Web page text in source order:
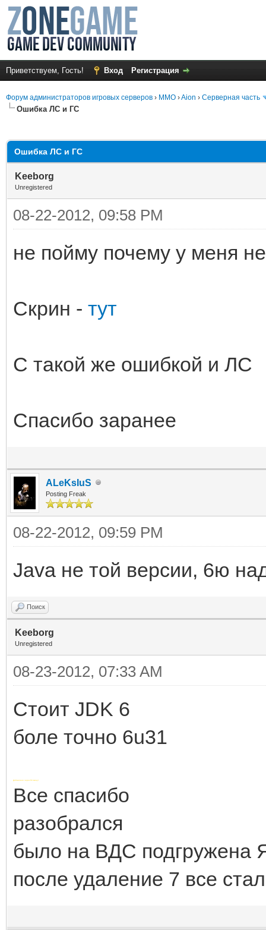
Приветствуем, Гость! Вход Регистрация
Форум администраторов игровых серверов › MMO ›Aion › Серверная часть
Ошибка ЛС и ГС
Ошибка ЛС и ГС
Keeborg
Unregistered
08-22-2012, 09:58 PM
не пойму почему у меня
Скрин - тут
С такой же ошибкой и ЛС
Спасибо заранее
ALeKsIuS
Posting Freak
08-22-2012, 09:59 PM
Java не той версии, 6ю
Поиск
Keeborg
Unregistered
08-23-2012, 07:33 AM
Стоит JDK 6
боле точно 6u31
Добавлено через 56 минут
Все спасибо
разобрался
было на ВДС подгружена
после удаление 7 все